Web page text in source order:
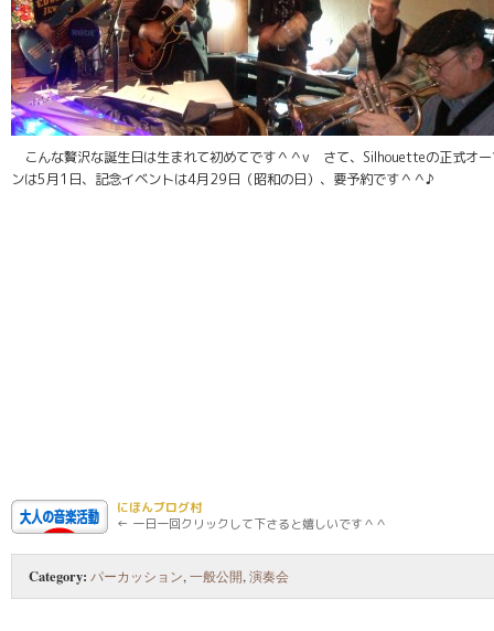
こんな贅沢な誕生日は生まれて初めてです＾＾v さて、Silhouetteの正式オ
ンは5月1日、記念イベントは4月29日（昭和の日）、要予約です＾＾♪
にほんブログ村
← 一日一回クリックして下さると嬉しいです＾＾
Category: パーカッション,一般公開,演奏会